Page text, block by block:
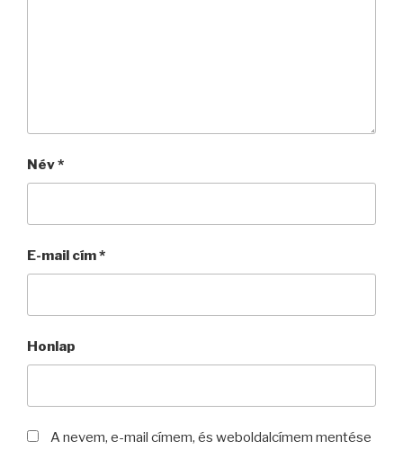
Név*
E-mail cím*
Honlap
A nevem, e-mail címem, és weboldalcímem mentése